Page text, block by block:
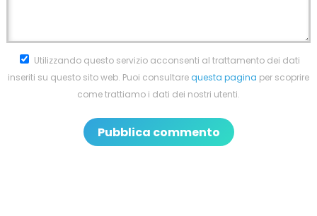
Utilizzando questo servizio acconsenti al trattamento dei dati
inseriti su questo sito web. Puoi consultarequesta pagina per scoprire
come trattiamo i dati dei nostri utenti.